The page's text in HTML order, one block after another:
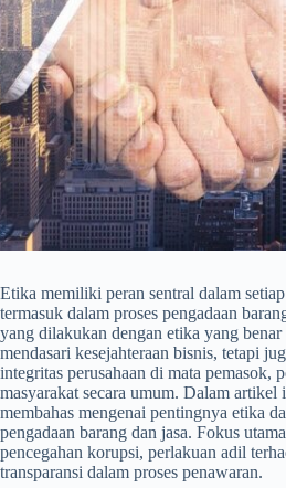
Etika memiliki peran sentral dalam
termasuk dalam proses pengadaan
yang dilakukan dengan etika yang benar
mendasari kesejahteraan bisnis, tetapi
integritas perusahaan di mata pemasok,
masyarakat secara umum. Dalam artikel
membahas mengenai pentingnya etika
pengadaan barang dan jasa. Fokus
pencegahan korupsi, perlakuan adil
transparansi dalam proses penawaran.